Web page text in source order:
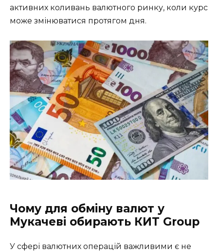
активних коливань валютного ринку, коли курс
може змінюватися протягом дня.
Чому для обміну валют у
Мукачеві обирають КИТ Group
У сфері валютних операцій важливими є не